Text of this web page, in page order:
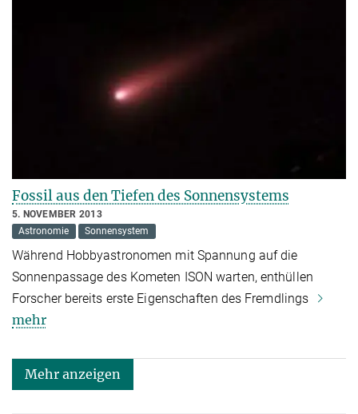
Fossil aus den Tiefen des Sonnensystems
5. NOVEMBER 2013
Astronomie
Sonnensystem
Während Hobbyastronomen mit Spannung auf die
Sonnenpassage des Kometen ISON warten, enthüllen
Forscher bereits erste Eigenschaften des Fremdlings
mehr
Mehr anzeigen